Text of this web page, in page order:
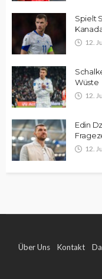
Spielt
12.
Wüste
12.
Edin
12.
Über Uns Kontakt